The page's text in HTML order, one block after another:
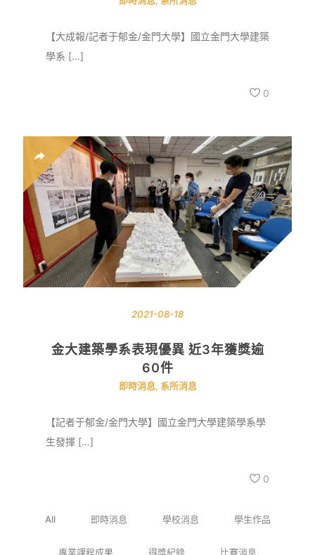
【大成報/記者于郁金/金門大學】國立金門大學建築
學系 […]
0
2021-08-18
金大建築學系表現優異 近3年獲獎逾
60件
即時消息, 系所消息
【記者于郁金/金門大學】國立金門大學建築學系學
生發揮 […]
0
All 即時消息 學校消息 學生作品
專業課程成果 得獎紀錄 比賽消息